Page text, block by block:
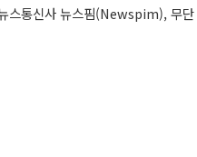
스통신사 뉴스핌(Newspim), 무